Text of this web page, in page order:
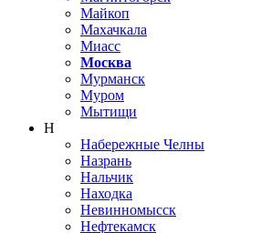
Майкоп
Махачкала
Миасс
Москва
Мурманск
Муром
Мытищи
Н
Набережные Челны
Назрань
Нальчик
Находка
Невинномысск
Нефтекамск